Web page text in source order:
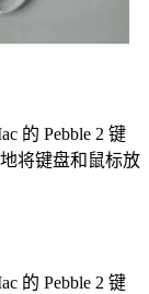
的 Pebble 2 键
将键盘和鼠标放
的 Pebble 2 键